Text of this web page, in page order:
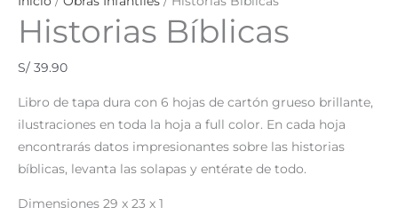
Historias Bíblicas
S/ 39.90
Libro de tapa dura con 6 hojas de cartón grueso brillante,
ilustraciones en toda la hoja a full color. En cada hoja
encontrarás datos impresionantes sobre las historias
bíblicas, levanta las solapas y entérate de todo.
Dimensiones 29 x 23 x 1